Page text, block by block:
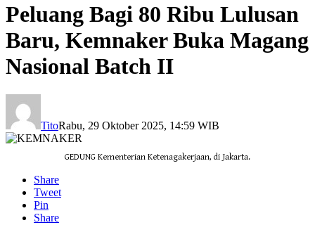
Peluang Bagi 80 Ribu Lulusan
Baru, Kemnaker Buka Magang
Nasional Batch II
TitoRabu, 29 Oktober 2025, 14:59 WIB
GEDUNG Kementerian Ketenagakerjaan, di Jakarta.
Share
Tweet
Pin
Share